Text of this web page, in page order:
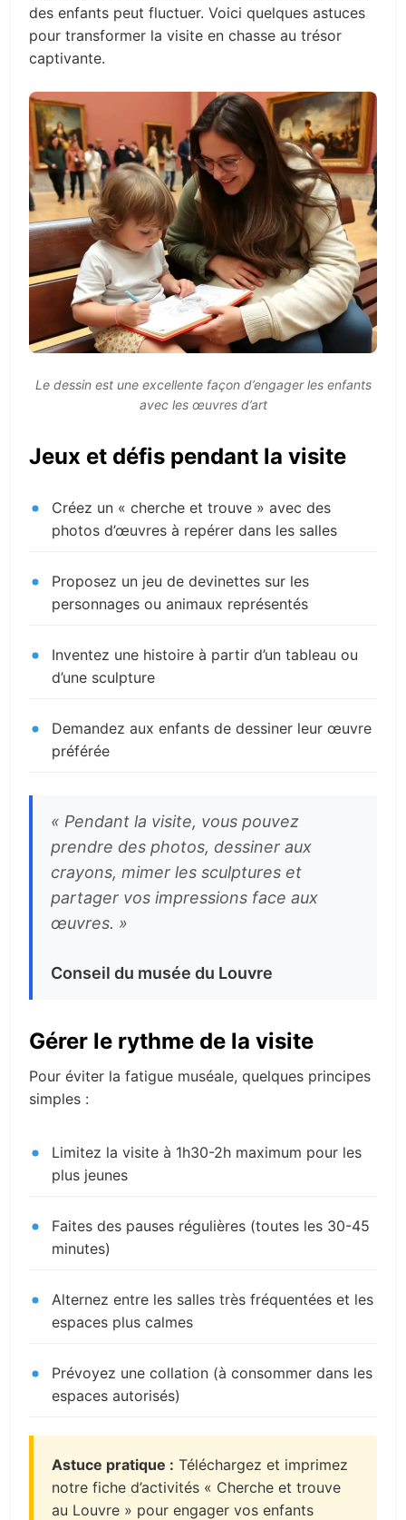
des enfants peut fluctuer. Voici quelques astuces
pour transformer la visite en chasse au trésor
captivante.
Le dessin est une excellente façon d’engager les enfants
avec les œuvres d’art
Jeux et défis pendant la visite
Créez un « cherche et trouve » avec des
photos d’œuvres à repérer dans les salles
Proposez un jeu de devinettes sur les
personnages ou animaux représentés
Inventez une histoire à partir d’un tableau ou
d’une sculpture
Demandez aux enfants de dessiner leur œuvre
préférée
« Pendant la visite, vous pouvez
prendre des photos, dessiner aux
crayons, mimer les sculptures et
partager vos impressions face aux
œuvres. »
Conseil du musée du Louvre
Gérer le rythme de la visite
Pour éviter la fatigue muséale, quelques principes
simples :
Limitez la visite à 1h30-2h maximum pour les
plus jeunes
Faites des pauses régulières (toutes les 30-45
minutes)
Alternez entre les salles très fréquentées et les
espaces plus calmes
Prévoyez une collation (à consommer dans les
espaces autorisés)
Astuce pratique : Téléchargez et imprimez
notre fiche d’activités « Cherche et trouve
au Louvre » pour engager vos enfants